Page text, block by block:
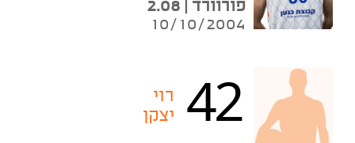
פורוורד | 2.08
10/10/2004
42
רוי
יצקן